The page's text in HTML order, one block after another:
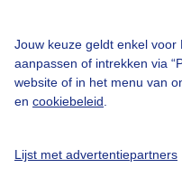
Jouw keuze geldt enkel
aanpassen of intrekken via
website of in het menu van
en cookiebeleid
Lijst met advertentiepartners
Gebruikersvoorwaarden
Adverteren
Buienradar Team
Cookie beleid